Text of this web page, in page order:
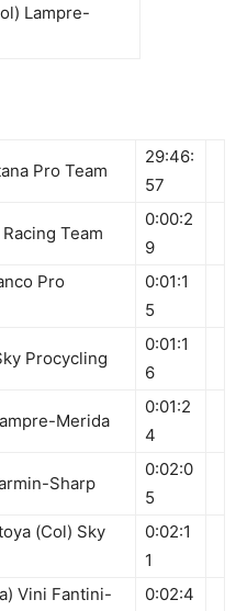
Lampre-
Pro Team
29:46:
57
Team
0:00:2
9
Pro
0:01:1
5
Procycling
0:01:1
6
Merida
0:01:2
4
Sharp
0:02:0
5
(Col) Sky
0:02:1
1
Vini Fantini- 0:02:4